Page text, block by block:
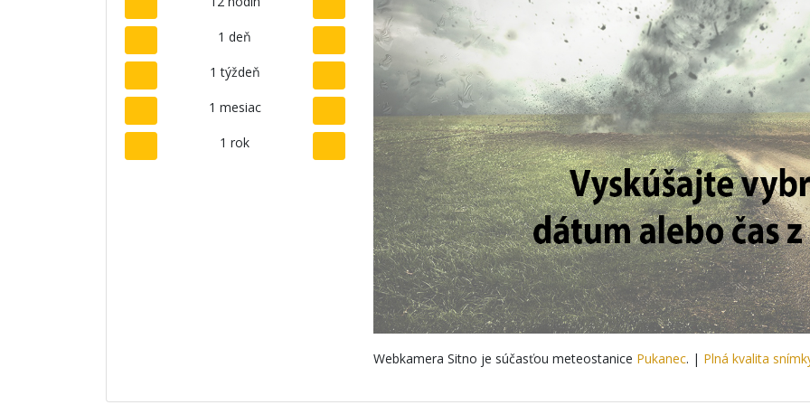
1 deň
1 týždeň
1 mesiac
1 rok
Webkamera Sitno je súčasťou meteostanice Pukanec. | Plná kvalita